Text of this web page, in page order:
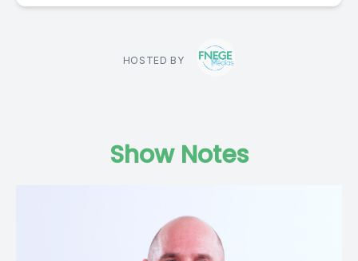
HOSTED BY
Show Notes